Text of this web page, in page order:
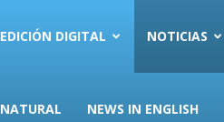
EDICIÓN DIGITAL NOTICIAS
NATURAL NEWS IN ENGLISH